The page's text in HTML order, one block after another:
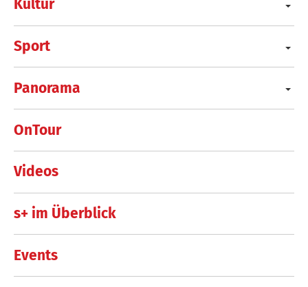
Kultur
Sport
Panorama
OnTour
Videos
s+ im Überblick
Events